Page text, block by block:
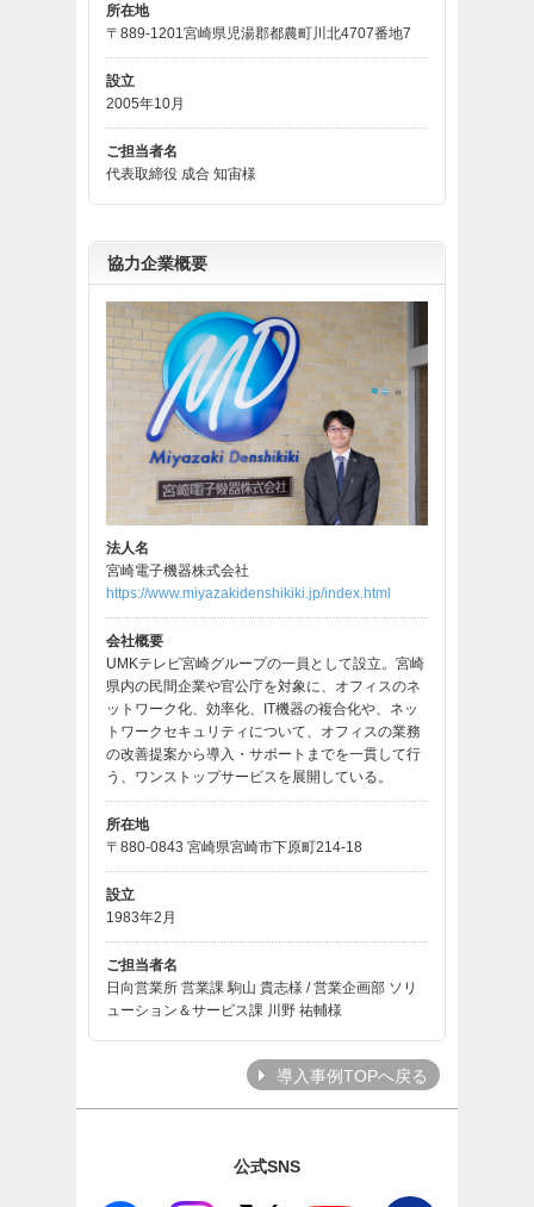
所在地
〒889-1201宮崎県児湯郡都農町川北4707番地7
設立
2005年10月
ご担当者名
代表取締役 成合 知宙様
協力企業概要
法人名
宮崎電子機器株式会社
https://www.miyazakidenshikiki.jp/index.html
会社概要
UMKテレビ宮崎グループの一員として設立。宮崎
県内の民間企業や官公庁を対象に、オフィスのネ
ットワーク化、効率化、IT機器の複合化や、ネッ
トワークセキュリティについて、オフィスの業務
の改善提案から導入・サポートまでを一貫して行
う、ワンストップサービスを展開している。
所在地
〒880-0843 宮崎県宮崎市下原町214-18
設立
1983年2月
ご担当者名
日向営業所 営業課 駒山 貴志様 / 営業企画部 ソリ
ューション＆サービス課 川野 祐輔様
導入事例TOPへ戻る
公式SNS